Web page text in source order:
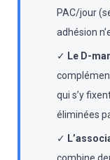
PAC/jour
adhésion
✓ Le D-
qui s’y
éliminées
✓
combine